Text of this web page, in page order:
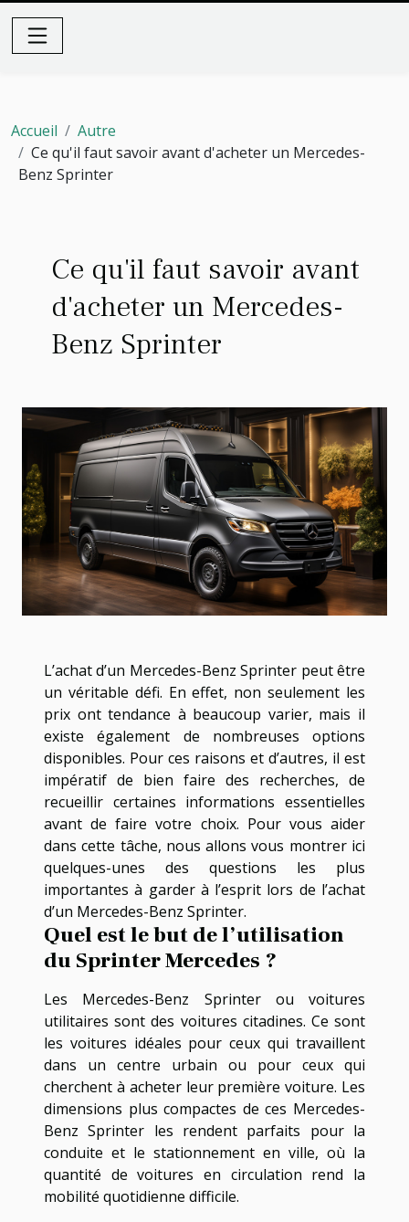
Accueil
Autre
Ce qu'il faut savoir avant d'acheter un Mercedes-
Benz Sprinter
Ce qu'il faut savoir avant
d'acheter un Mercedes-
Benz Sprinter
L’achat d’un Mercedes-Benz Sprinter peut être
un véritable défi. En effet, non seulement les
prix ont tendance à beaucoup varier, mais il
existe également de nombreuses options
disponibles. Pour ces raisons et d’autres, il est
impératif de bien faire des recherches, de
recueillir certaines informations essentielles
avant de faire votre choix. Pour vous aider
dans cette tâche, nous allons vous montrer ici
quelques-unes des questions les plus
importantes à garder à l’esprit lors de l’achat
d’un Mercedes-Benz Sprinter.
Quel est le but de l’utilisation
du Sprinter Mercedes ?
Les Mercedes-Benz Sprinter ou voitures
utilitaires sont des voitures citadines. Ce sont
les voitures idéales pour ceux qui travaillent
dans un centre urbain ou pour ceux qui
cherchent à acheter leur première voiture. Les
dimensions plus compactes de ces Mercedes-
Benz Sprinter les rendent parfaits pour la
conduite et le stationnement en ville, où la
quantité de voitures en circulation rend la
mobilité quotidienne difficile.